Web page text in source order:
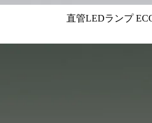
直管LEDランプ